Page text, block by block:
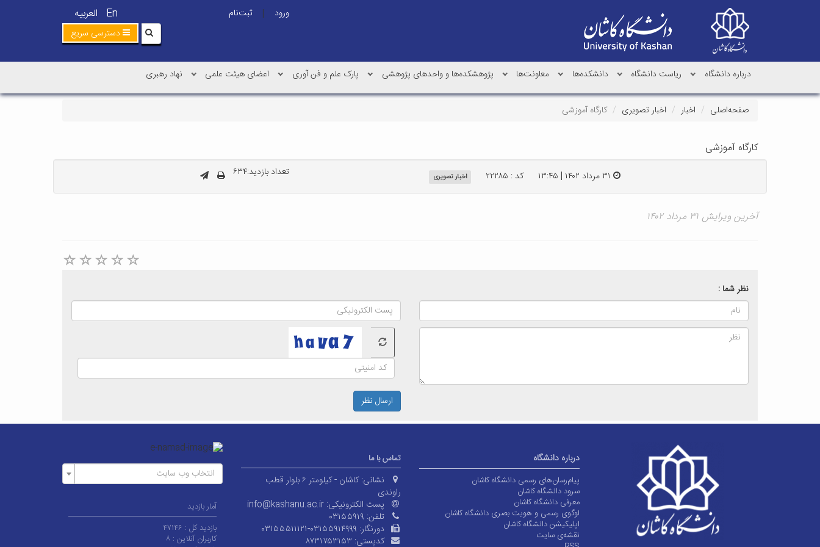
En العربیه ورود |
ثبت‌نام
دسترسی سریع
درباره دانشگاه ریاست دانشگاه دانشکده‌ها معاونت‌ها پژوهشکده‌ها و واحدهای پژوهشی پارک علم و فن آوری اعضای هیئت علمی نهاد رهبری
صفحه‌اصلی اخبار اخبار تصویری کارگاه آموزشی
کارگاه آموزشی
کد : ۲۲۲۸۵ اخبار تصویری تعداد بازدید:۶۳۴
آخرین ویرایش ۳۱ مرداد ۱۴۰۲
نظر شما :
ارسال نظر
درباره دانشگاه
پیام‌رسان‌های رسمی دانشگاه کاشان
سرود دانشگاه کاشان
معرفی دانشگاه کاشان
لوگوی رسمی و هویت بصری دانشگاه کاشان
اپلیکیشن دانشگاه کاشان
نقشه‌ی سایت
تماس با ما
نشانی:
کاشان - کیلومتر ۶ بلوار قطب
راوندی
پست الکترونیکی: info@kashanu.ac.ir
تلفن: ۰۳۱۵۵۹۱۹
دورنگار: ۰۳۱۵۵۵۱۱۱۲۱-۰۳۱۵۵۹۱۴۹۹۹
کدپستی: ۸۷۳۱۷۵۳۱۵۳
انتخاب وب سایت
آمار بازدید
بازدید کل : ۴۷۱۴۶
کاربران آنلاین : ۸